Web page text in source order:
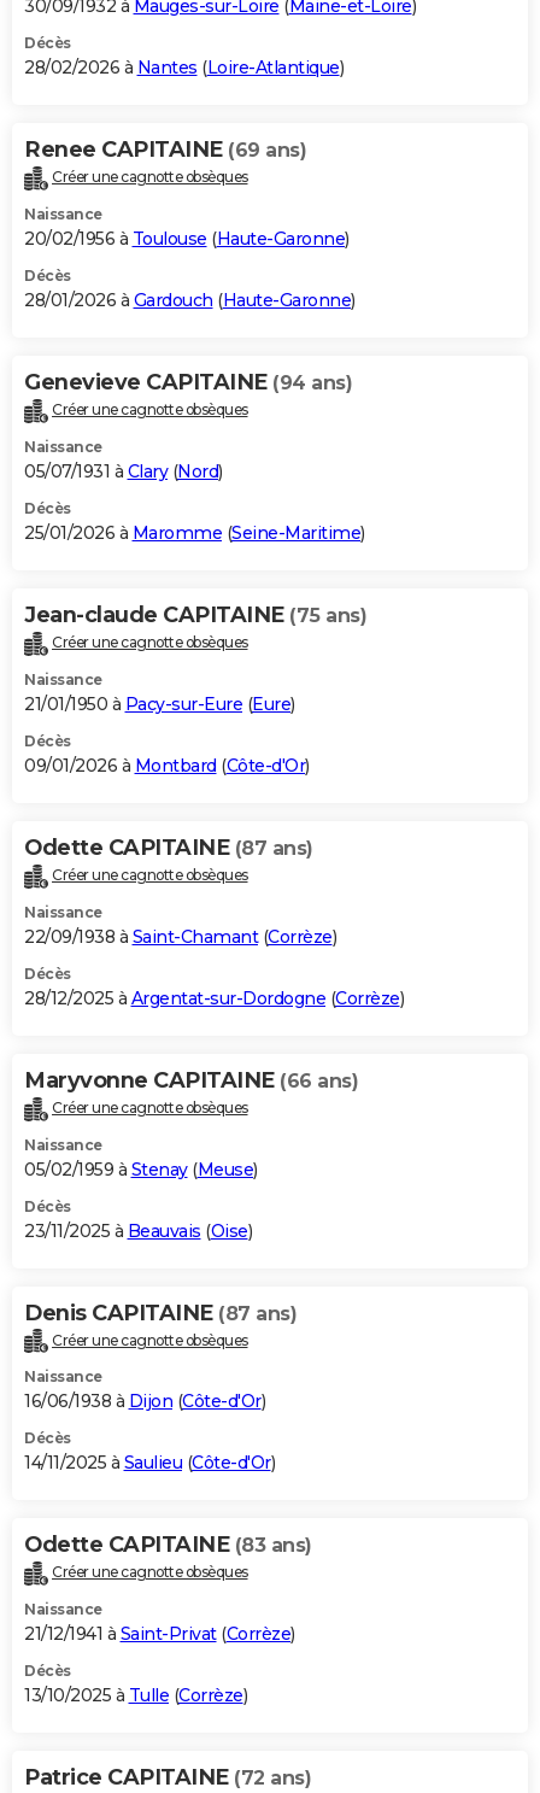
30/09/1932 à Mauges-sur-Loire ( Maine-et-Loire)
Décès
28/02/2026 à Nantes (Loire-Atlantique)
Renee CAPITAINE (69 ans)
Créer une cagnotte obsèques
Naissance
20/02/1956 à Toulouse (Haute-Garonne)
Décès
28/01/2026 à Gardouch (Haute-Garonne)
Genevieve CAPITAINE (94 ans)
Créer une cagnotte obsèques
Naissance
05/07/1931 à Clary(Nord)
Décès
25/01/2026 à Maromme (Seine-Maritime)
Jean-claude CAPITAINE (75 ans)
Créer une cagnotte obsèques
Naissance
21/01/1950 à Pacy-sur-Eure (Eure)
Décès
09/01/2026 à Montbard (Côte-d'Or)
Odette CAPITAINE (87 ans)
Créer une cagnotte obsèques
Naissance
22/09/1938 à Saint-Chamant(Corrèze)
Décès
28/12/2025 à Argentat-sur-Dordogne (Corrèze)
Maryvonne CAPITAINE (66 ans)
Créer une cagnotte obsèques
Naissance
05/02/1959 à Stenay(Meuse)
Décès
23/11/2025 à Beauvais (Oise)
Denis CAPITAINE (87 ans)
Créer une cagnotte obsèques
Naissance
16/06/1938 à Dijon (Côte-d'Or)
Décès
14/11/2025 à Saulieu (Côte-d'Or)
Odette CAPITAINE (83 ans)
Créer une cagnotte obsèques
Naissance
21/12/1941 à Saint-Privat(Corrèze)
Décès
13/10/2025 à Tulle (Corrèze)
Patrice CAPITAINE (72 ans)